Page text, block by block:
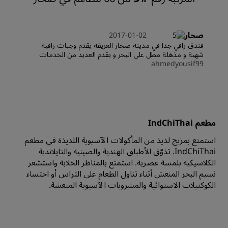
صحار
2017-01-02
فندق راقي جدا في مدينة صحار العريقة يقدم وجبات راقية
شهية و مذهلة مطل على البحر و يقدم العديد من الخدمات
ahmedyousif99
مطعم IndChiThai
استمتع بمزيج لذيذ من المأكولات الآسيوية اللذيذة في مطعم
IndChiThai. تذوّق الأطباق الهندية والصينية والتايلاندية
الكلاسيكية بلمسة عصرية. استمتع بالمناظر الخلابة واستشعر
نسيم البحر المنعش أثناء تناول الطعام على التراس أو احتساء
الكوكتيلات الاستوائية والمشروبات الآسيوية المنعشة.